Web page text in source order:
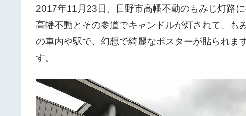
2017年11月23日、日野市高幡不動のもみじ灯路
高幡不動とその参道でキャンドルが灯されて、も
の車内や駅で、幻想で綺麗なポスターが貼られま
す。